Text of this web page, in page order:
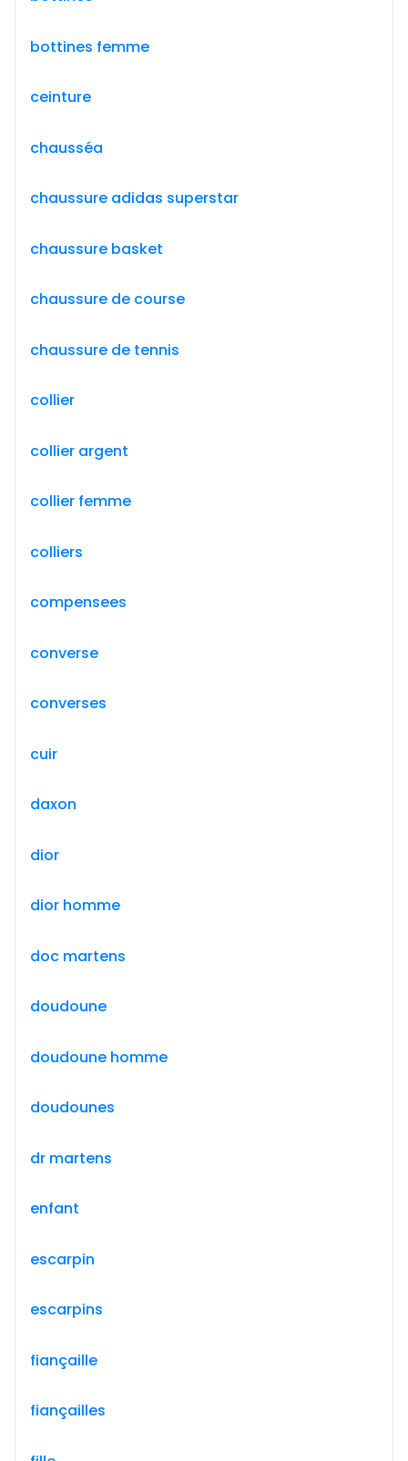
bottines femme
ceinture
chausséa
chaussure adidas superstar
chaussure basket
chaussure de course
chaussure de tennis
collier
collier argent
collier femme
colliers
compensees
converse
converses
cuir
daxon
dior
dior homme
doc martens
doudoune
doudoune homme
doudounes
dr martens
enfant
escarpin
escarpins
fiançaille
fiançailles